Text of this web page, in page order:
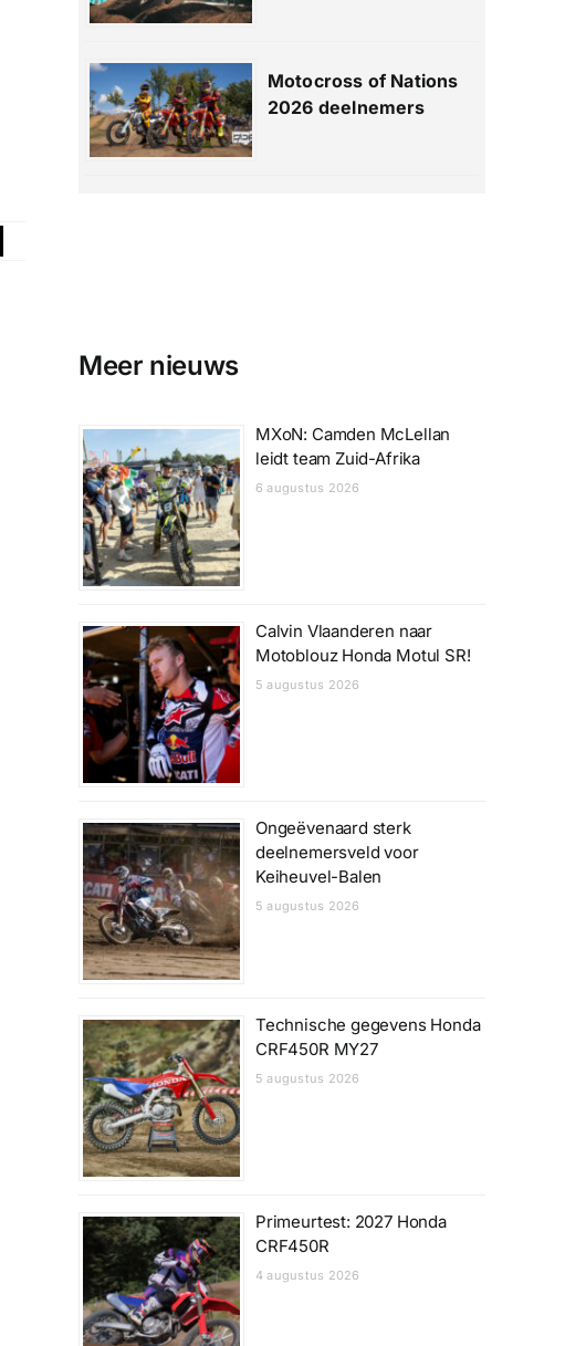
Motocross of Nations
2026 deelnemers
Meer nieuws
MXoN: Camden McLellan
leidt team Zuid-Afrika
6 augustus 2026
Calvin Vlaanderen naar
Motoblouz Honda Motul SR!
5 augustus 2026
Ongeëvenaard sterk
deelnemersveld voor
Keiheuvel-Balen
5 augustus 2026
Technische gegevens Honda
CRF450R MY27
5 augustus 2026
Primeurtest: 2027 Honda
CRF450R
4 augustus 2026